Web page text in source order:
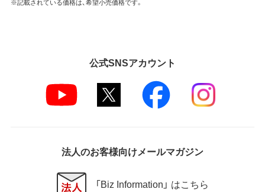
※記載されている価格は、希望小売価格です。
公式SNSアカウント
法人のお客様向けメールマガジン
「Biz Information」 はこちら